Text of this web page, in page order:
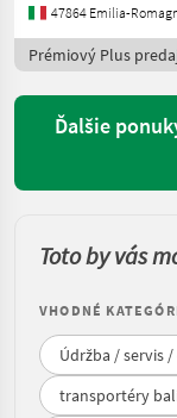
47864 Emilia-
Prémiový Plus
Ďalšie
Toto by vás
VHODNÉ
Údržba / servis
transportéry